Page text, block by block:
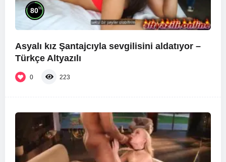
80%
Asyalı kız Şantajcıyla sevgilisini aldatıyor –
Türkçe Altyazılı
0 223